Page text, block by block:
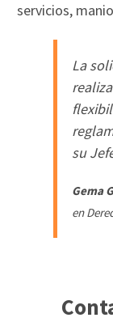
servicios,
La
su
Gema
en